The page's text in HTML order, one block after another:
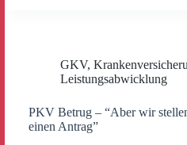
GKV,
Leistungsabwicklung
PKV Betrug – “Aber wir
einen Antrag”